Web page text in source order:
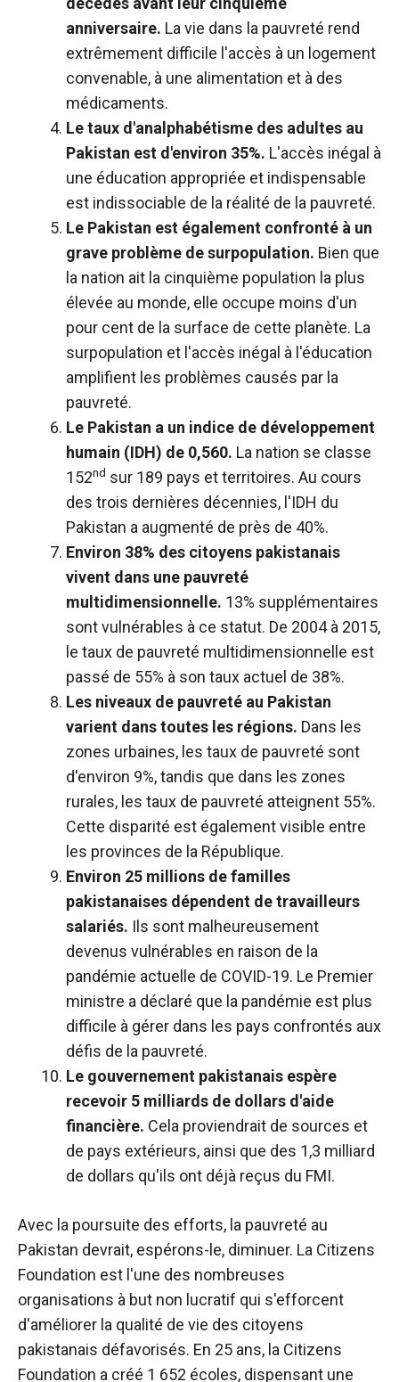
anniversaire. La vie dans la pauvreté rend
extrêmement difficile l'accès à un logement
convenable, à une alimentation et à des
médicaments.
Le taux d'analphabétisme des adultes au
Pakistan est d'environ 35%. L'accès inégal à
une éducation appropriée et indispensable
est indissociable de la réalité de la pauvreté.
Le Pakistan est également confronté à un
grave problème de surpopulation. Bien que
la nation ait la cinquième population la plus
élevée au monde, elle occupe moins d'un
pour cent de la surface de cette planète. La
surpopulation et l'accès inégal à l'éducation
amplifient les problèmes causés par la
pauvreté.
Le Pakistan a un indice de développement
humain (IDH) de 0,560. La nation se classe
152nd sur 189 pays et territoires. Au cours
des trois dernières décennies, l'IDH du
Pakistan a augmenté de près de 40%.
Environ 38% des citoyens pakistanais
vivent dans une pauvreté
multidimensionnelle. 13% supplémentaires
sont vulnérables à ce statut. De 2004 à 2015,
le taux de pauvreté multidimensionnelle est
passé de 55% à son taux actuel de 38%.
Les niveaux de pauvreté au Pakistan
varient dans toutes les régions. Dans les
zones urbaines, les taux de pauvreté sont
d'environ 9%, tandis que dans les zones
rurales, les taux de pauvreté atteignent 55%.
Cette disparité est également visible entre
les provinces de la République.
Environ 25 millions de familles
pakistanaises dépendent de travailleurs
salariés. Ils sont malheureusement
devenus vulnérables en raison de la
pandémie actuelle de COVID-19. Le Premier
ministre a déclaré que la pandémie est plus
difficile à gérer dans les pays confrontés aux
défis de la pauvreté.
Le gouvernement pakistanais espère
recevoir 5 milliards de dollars d'aide
financière. Cela proviendrait de sources et
de pays extérieurs, ainsi que des 1,3 milliard
de dollars qu'ils ont déjà reçus du FMI.
Avec la poursuite des efforts, la pauvreté au
Pakistan devrait, espérons-le, diminuer. La Citizens
Foundation est l'une des nombreuses
organisations à but non lucratif qui s'efforcent
d'améliorer la qualité de vie des citoyens
pakistanais défavorisés. En 25 ans, la Citizens
Foundation a créé 1 652 écoles, dispensant une